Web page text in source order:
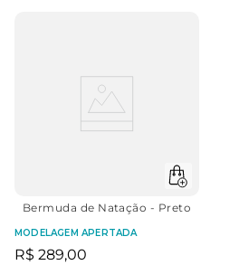
Bermuda de Natação - Preto
MODELAGEM APERTADA
R$ 289,00